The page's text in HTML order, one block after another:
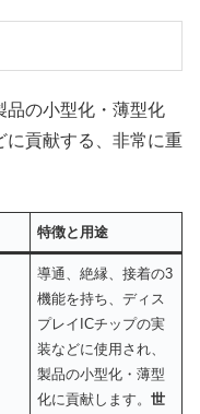
の小型化・薄型化
に貢献する、非常に重
特徴と用途
導通、絶縁、接着の3
機能を持ち、ディス
プレイICチップの実
装などに使用され、
製品の小型化・薄型
化に貢献します。世